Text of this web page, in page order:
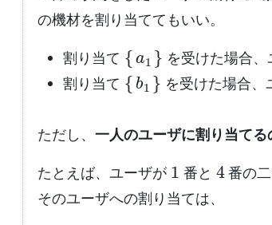
の機材を割り当ててもいい。
割り当て
{a }
を受けた場合
割り当て
{b1}
を受けた場合、
ただし、 一人のユーザに割り当て
たとえば、ユーザが
1
番と
4
番の
そのユーザへの割り当ては、